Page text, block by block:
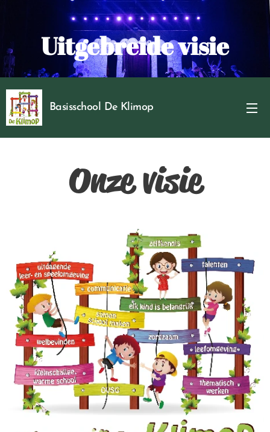
Basisschool De Klimop
Uitgebreide visie
Onze visie